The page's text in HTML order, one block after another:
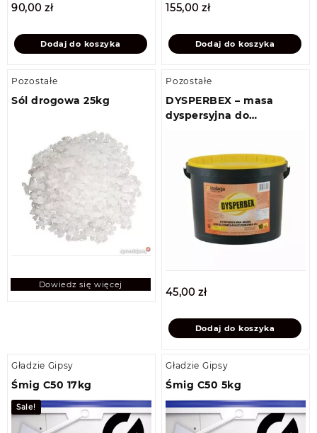
90,00zł
Dodaj do koszyka
155,00zł
Dodaj do koszyka
Pozostałe
Sól drogowa 25kg
Dowiedz się więcej
Pozostałe
DYSPERBEX – masa
dyspersyjna do
45,00zł
Dodaj do koszyka
Gładzie Gipsy
Śmig C50 17kg
Sale!
Gładzie Gipsy
Śmig C50 5kg